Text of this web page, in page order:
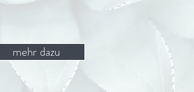
mehr dazu